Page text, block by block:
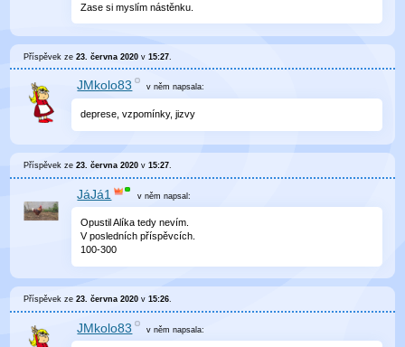
Zase si myslím nástěnku.
Příspěvek ze23. června 2020 v15:27
JMkolo83 v němnapsala:
deprese, vzpomínky, jizvy
Příspěvek ze23. června 2020 v15:27
JáJá1 v něm napsal:
Opustil Alíka tedy nevím.
V posledních příspěvcích.
100-300
Příspěvek ze23. června 2020 v15:26.
JMkolo83 v němnapsala: